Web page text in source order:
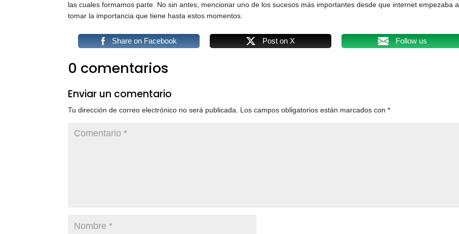
las cuales formamos parte. No sin antes, mencionar uno de los sucesos más importantes desde que internet empezaba a
tomar la importancia que tiene hasta estos momentos.
Share on Facebook Post on X Follow us
0 comentarios
Enviar un comentario
Tu dirección de correo electrónico no será publicada. Los campos obligatorios están marcados con*